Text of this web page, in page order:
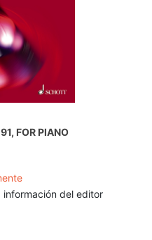
FOR PIANO
información del editor